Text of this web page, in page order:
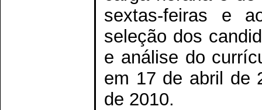
sextas-feiras e
seleção dos
e análise do
em 17 de abril de
de 2010.